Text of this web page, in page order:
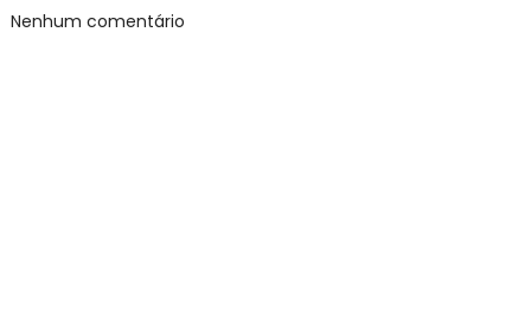
Nenhum comentário